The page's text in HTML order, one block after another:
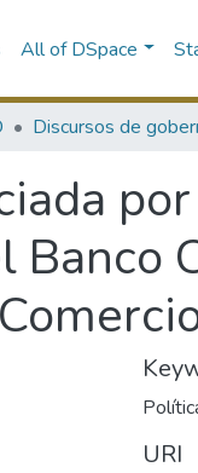
All of DSpace
Discursos de
Banco
URI